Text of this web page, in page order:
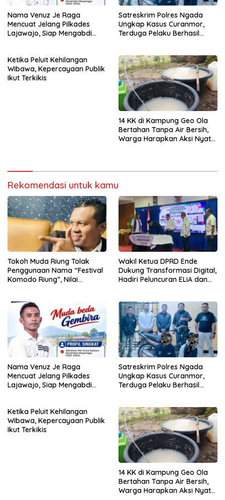
Nama Venuz Je Raga
Mencuat Jelang Pilkades
Lajawajo, Siap Mengabdi
Satreskrim Polres Ngada
Ungkap Kasus Curanmor,
Terduga Pelaku Berhasil
Ketika Peluit Kehilangan
Wibawa, Kepercayaan Publik
Ikut Terkikis
14 KK di Kampung Geo Ola
Bertahan Tanpa Air Bersih,
Warga Harapkan Aksi Nyata
Rekomendasi untuk kamu
Tokoh Muda Riung Tolak
Penggunaan Nama “Festival
Komodo Riung”, Nilai
Wakil Ketua DPRD Ende
Dukung Transformasi Digital,
Hadiri Peluncuran ELiA dan
Nama Venuz Je Raga
Mencuat Jelang Pilkades
Lajawajo, Siap Mengabdi
Satreskrim Polres Ngada
Ungkap Kasus Curanmor,
Terduga Pelaku Berhasil
Ketika Peluit Kehilangan
Wibawa, Kepercayaan Publik
Ikut Terkikis
14 KK di Kampung Geo Ola
Bertahan Tanpa Air Bersih,
Warga Harapkan Aksi Nyata